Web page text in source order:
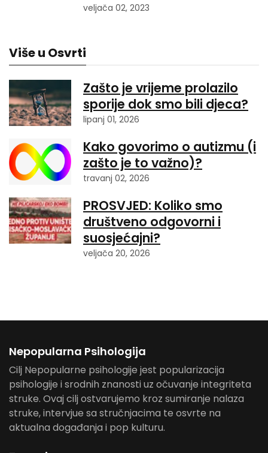
veljača 02, 2023
Više u Osvrti
Zašto je vrijeme prolazilo
sporije dok smo bili djeca?
lipanj 01, 2026
Kako govorimo o autizmu (i
zašto je to važno)?
travanj 02, 2026
PROSVJED: Koliko smo
društveno odgovorni i
suosjećajni?
veljača 20, 2026
Nepopularna Psihologija
Cilj Nepopularne psihologije jest popularizacija
psihologije i srodnih znanosti uz očuvanje integriteta
struke. Ovaj cilj ostvarujemo kroz sumiranje nalaza
struke, intervjue sa stručnjacima te osvrte na
aktualna događanja i pop kulturu.